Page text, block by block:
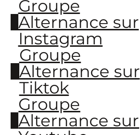
Groupe
Alternance sur
Instagram
Groupe
Alternance sur
Tiktok
Groupe
Alternance sur